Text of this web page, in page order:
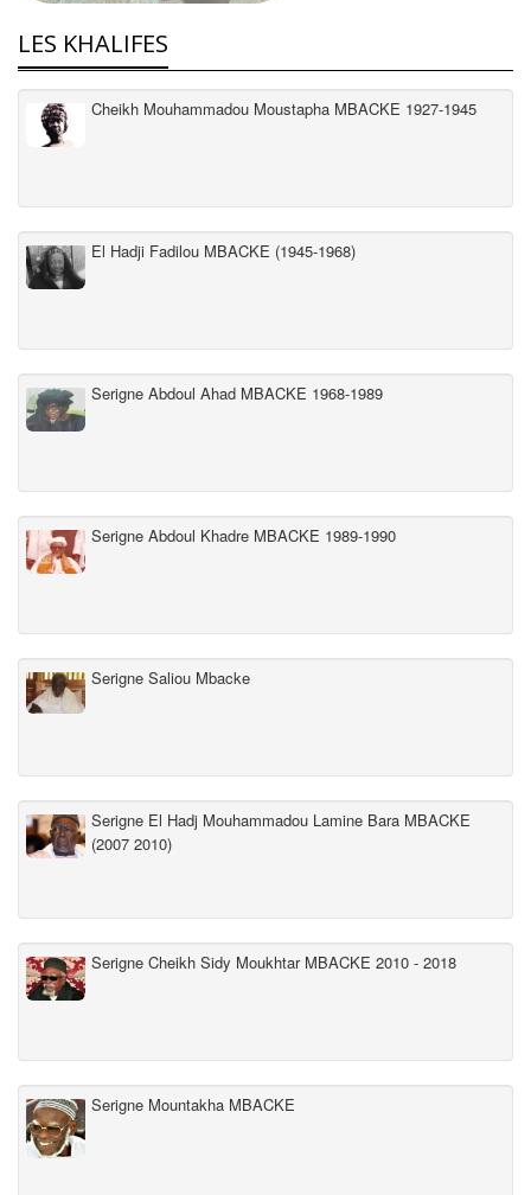
LES KHALIFES
Cheikh Mouhammadou Moustapha MBACKE 1927-1945
El Hadji Fadilou MBACKE (1945-1968)
Serigne Abdoul Ahad MBACKE 1968-1989
Serigne Abdoul Khadre MBACKE 1989-1990
Serigne Saliou Mbacke
Serigne El Hadj Mouhammadou Lamine Bara MBACKE
(2007 2010)
Serigne Cheikh Sidy Moukhtar MBACKE 2010 - 2018
Serigne Mountakha MBACKE